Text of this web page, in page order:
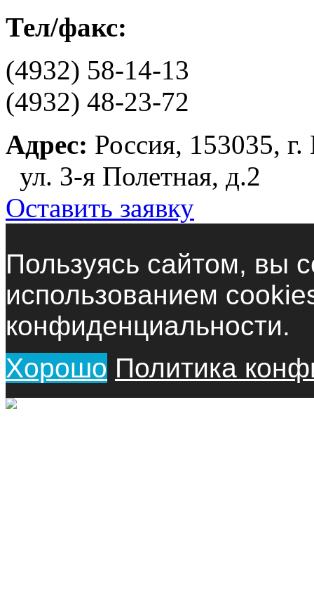
Тел/факс:
(4932) 58-14-13
(4932) 48-23-72
Адрес: Россия, 153035,
ул. 3-я Полетная, д.2
Оставить заявку
Пользуясь сайтом, вы
использованием
конфиденциальности.
Хорошо Политика